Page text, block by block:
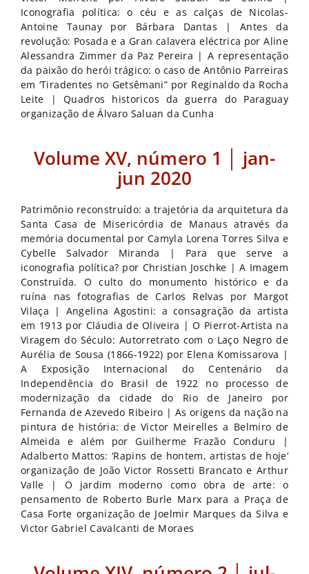
Iconografia política: o céu e as calças de Nicolas-
Antoine Taunay por Bárbara Dantas | Antes da
revolução: Posada e a Gran calavera eléctrica por Aline
Alessandra Zimmer da Paz Pereira | A representação
da paixão do herói trágico: o caso de Antônio Parreiras
em ‘Tiradentes no Getsêmani” por Reginaldo da Rocha
Leite | Quadros historicos da guerra do Paraguay
organização de Álvaro Saluan da Cunha
Volume XV, número 1 │ jan-
jun 2020
Patrimônio reconstruído: a trajetória da arquitetura da
Santa Casa de Misericórdia de Manaus através da
memória documental por Camyla Lorena Torres Silva e
Cybelle Salvador Miranda | Para que serve a
iconografia política? por Christian Joschke | A Imagem
Construída. O culto do monumento histórico e da
ruína nas fotografias de Carlos Relvas por Margot
Vilaça | Angelina Agostini: a consagração da artista
em 1913 por Cláudia de Oliveira | O Pierrot-Artista na
Viragem do Século: Autorretrato com o Laço Negro de
Aurélia de Sousa (1866-1922) por Elena Komissarova |
A Exposição Internacional do Centenário da
Independência do Brasil de 1922 no processo de
modernização da cidade do Rio de Janeiro por
Fernanda de Azevedo Ribeiro | As origens da nação na
pintura de história: de Victor Meirelles a Belmiro de
Almeida e além por Guilherme Frazão Conduru |
Adalberto Mattos: ‘Rapins de hontem, artistas de hoje’
organização de João Victor Rossetti Brancato e Arthur
Valle | O jardim moderno como obra de arte: o
pensamento de Roberto Burle Marx para a Praça de
Casa Forte organização de Joelmir Marques da Silva e
Victor Gabriel Cavalcanti de Moraes